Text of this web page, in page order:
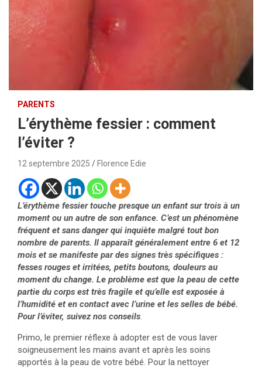
PARENTS
L’érythème fessier : comment
l’éviter ?
12 septembre 2025 Florence Edie
L’érythème fessier touche presque un enfant sur trois à un
moment ou un autre de son enfance. C’est un phénomène
fréquent et sans danger qui inquiète malgré tout bon
nombre de parents. Il apparaît généralement entre 6 et 12
mois et se manifeste par des signes très spécifiques :
fesses rouges et irritées, petits boutons, douleurs au
moment du change. Le problème est que la peau de cette
partie du corps est très fragile et qu’elle est exposée à
l’humidité et en contact avec l’urine et les selles de bébé.
Pour l’éviter, suivez nos conseils.
Primo, le premier réflexe à adopter est de vous laver
soigneusement les mains avant et après les soins
apportés à la peau de votre bébé. Pour la nettoyer